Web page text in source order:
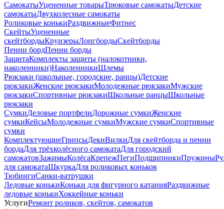
СамокатыУцененные товарыТрюковые самокатыДетские
самокатыДвухколесные самокаты
Роликовые конькиРаздвижныеФитнес
СкейтыУцененные
скейтбордыКруизерыЛонгбордыСкейтборды
Пенни бордПенни борды
ЗащитаКомплекты защиты (налокотники,
наколенники)НаколенникиШлемы
Рюкзаки (школьные, городские, ранцы)Детские
рюкзакиЖенские рюкзакиМолодежные рюкзакиМужские
рюкзакиСпортивные рюкзакиШкольные ранцыШкольные
рюкзаки
СумкиДеловые портфелиДорожные сумкиЖенские
сумкиКейсыМолодежные сумкиМужские сумкиСпортивные
сумки
КомплектующиеГрипсыДекиВилкиДля скейтборда и пенни
бордаДля трёхколёсного самокатаДля городский
самокатовЗажимыКолёсаКрепежПегиПодшипникиПружины
для самокатаШкуркаДля роликовых коньков
ТюбингиСанки-ватрушки
Ледовые конькиКоньки для фигурного катанияРаздвижные
ледовые конькиХоккейные коньки
УслугиРемонт роликов, скейтов, самокатов